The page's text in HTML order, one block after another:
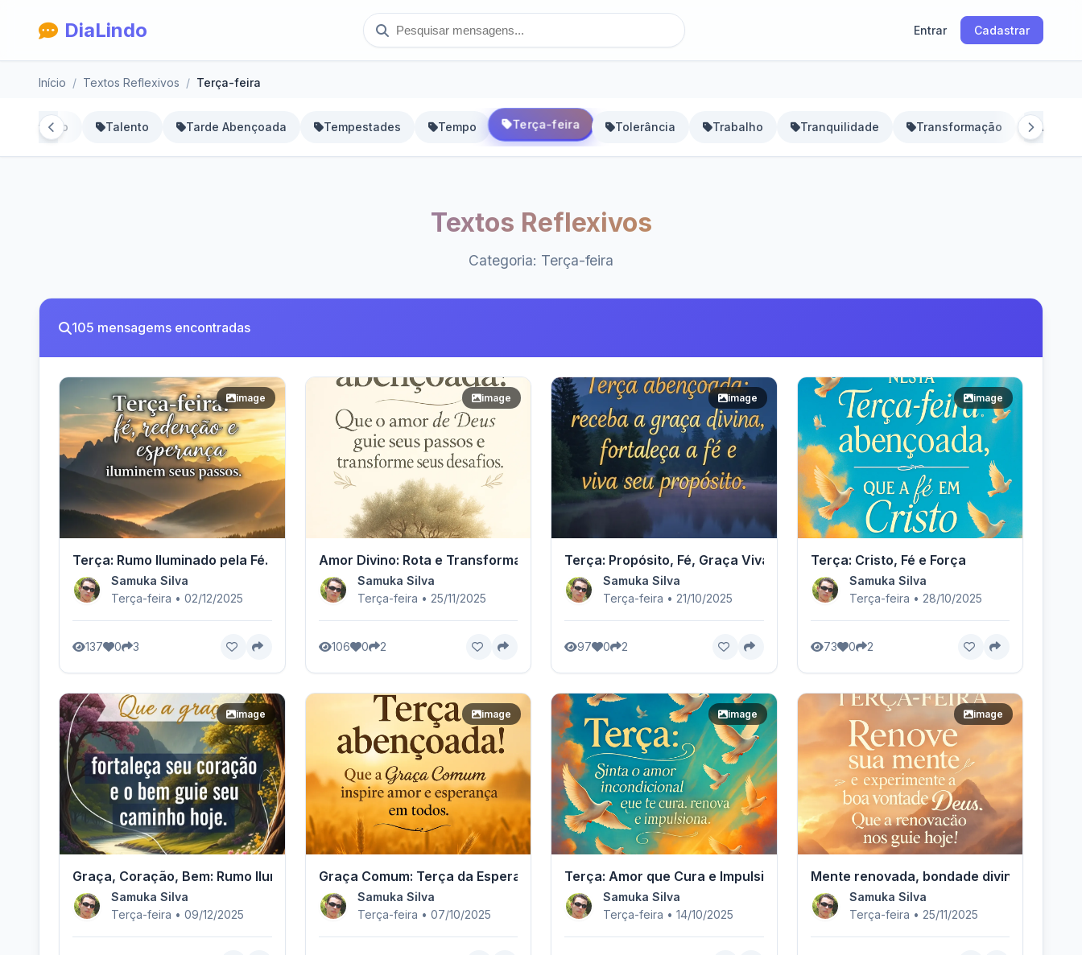
DiaLindo Entrar Cadastrar
Início Textos Reflexivos Terça-feira
Superação Talento Tarde Abençoada Tempestades Tempo Terça-feira Tolerância Trabalho Tranquilidade Transformação Valores
Textos Reflexivos
Categoria: Terça-feira
105 mensagems encontradas
image
Terça: Rumo Iluminado pela Fé.
Samuka Silva
Terça-feira • 02/12/2025
137 0 3
image
Amor Divino: Rota e Transformação
Samuka Silva
Terça-feira • 25/11/2025
106 0 2
image
Terça: Propósito, Fé, Graça Viva.
Samuka Silva
Terça-feira • 21/10/2025
97 0 2
image
Terça: Cristo, Fé e Força
Samuka Silva
Terça-feira • 28/10/2025
73 0 2
image
Graça, Coração, Bem: Rumo Iluminado
Samuka Silva
Terça-feira • 09/12/2025
image
Graça Comum: Terça da Esperança
Samuka Silva
Terça-feira • 07/10/2025
image
Terça: Amor que Cura e Impulsiona.
Samuka Silva
Terça-feira • 14/10/2025
image
Mente renovada, bondade divina.
Samuka Silva
Terça-feira • 25/11/2025